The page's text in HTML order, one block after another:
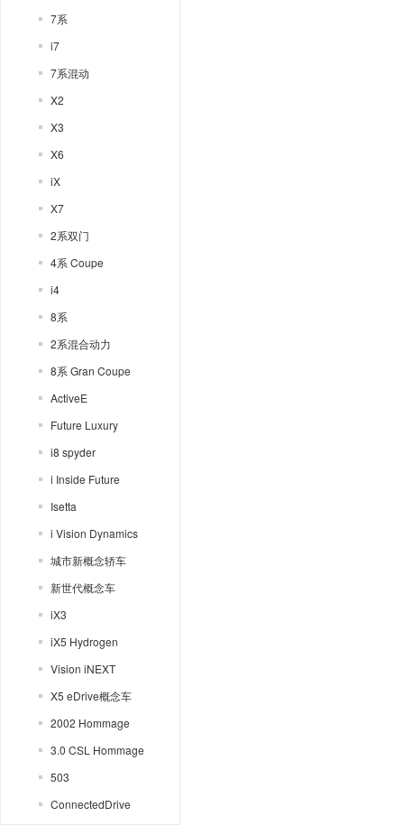
7系
i7
7系混动
X2
X3
X6
iX
X7
2系双门
4系 Coupe
i4
8系
2系混合动力
8系 Gran Coupe
ActiveE
Future Luxury
i8 spyder
i Inside Future
Isetta
i Vision Dynamics
城市新概念轿车
新世代概念车
iX3
iX5 Hydrogen
Vision iNEXT
X5 eDrive概念车
2002 Hommage
3.0 CSL Hommage
503
ConnectedDrive